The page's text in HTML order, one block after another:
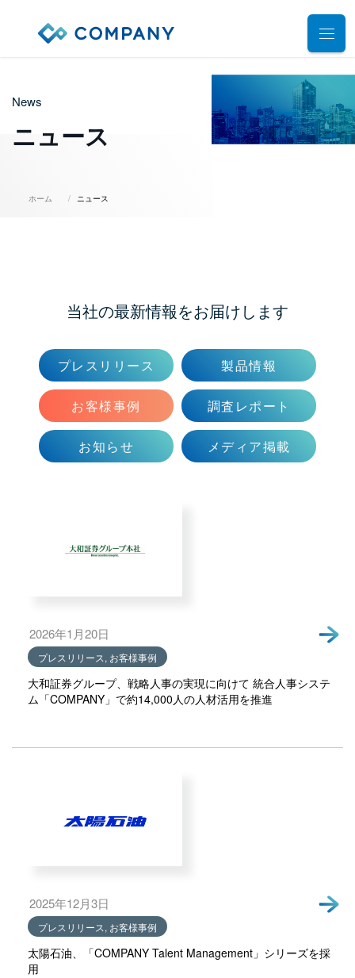
人事管理
公共・公益法人向け
システム選定支援コンサルティングサービス
アウトソーシング（WBS）
セミナー
会社情報
会社情報トップ
企業理念
会社概要
ニュース
WHI Holdings
資料ダウンロード お問い合わせ
03-5575-5277
受付時間9:30〜18:30（土日祝日を除く）
News
ニュース
ホーム ニュース
当社の最新情報をお届けします
プレスリリース 製品情報
お客様事例 調査レポート
お知らせ メディア掲載
2026年1月20日
プレスリリース, お客様事例
大和証券グループ、戦略人事の実現に向けて 統合人事システ
ム「COMPANY」で約14,000人の人材活用を推進
2025年12月3日
プレスリリース, お客様事例
太陽石油、「COMPANY Talent Management」シリーズを採
用